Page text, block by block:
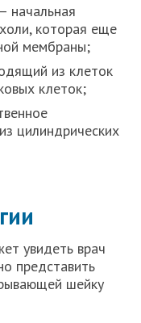
начальная
которая еще
мембраны;
из клеток
клеток;
цилиндрических
увидеть врач
представить
шейку